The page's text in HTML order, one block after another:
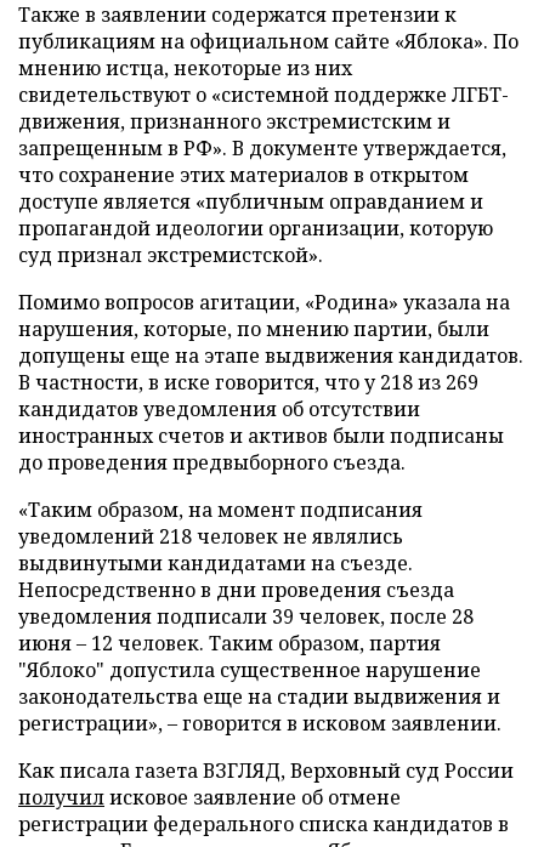
Также в заявлении содержатся претензии к
публикациям на официальном сайте «Яблока». По
мнению истца, некоторые из них
свидетельствуют о «системной поддержке ЛГБТ-
движения, признанного экстремистским и
запрещенным в РФ». В документе утверждается,
что сохранение этих материалов в открытом
доступе является «публичным оправданием и
пропагандой идеологии организации, которую
суд признал экстремистской».
Помимо вопросов агитации, «Родина» указала на
нарушения, которые, по мнению партии, были
допущены еще на этапе выдвижения кандидатов.
В частности, в иске говорится, что у 218 из 269
кандидатов уведомления об отсутствии
иностранных счетов и активов были подписаны
до проведения предвыборного съезда.
«Таким образом, на момент подписания
уведомлений 218 человек не являлись
выдвинутыми кандидатами на съезде.
Непосредственно в дни проведения съезда
уведомления подписали 39 человек, после 28
июня – 12 человек. Таким образом, партия
"Яблоко" допустила существенное нарушение
законодательства еще на стадии выдвижения и
регистрации», – говорится в исковом заявлении.
Как писала газета ВЗГЛЯД, Верховный суд России
получилисковое заявление об отмене
регистрации федерального списка кандидатов в